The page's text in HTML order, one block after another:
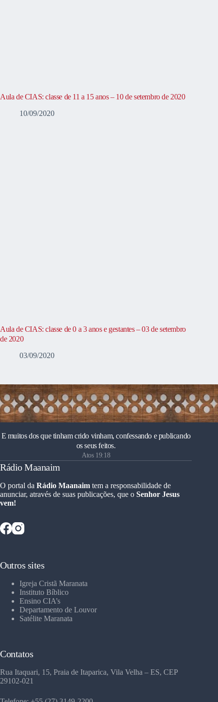
Aula de CIAS: classe de 11 a 15 anos – 10 de setembro de 2020
10/09/2020
Aula de CIAS: classe de 0 a 3 anos e gestantes – 03 de setembro
de 2020
03/09/2020
E muitos dos que tinham crido vinham, confessando e publicando
os seus feitos.
Atos 19:18
Rádio Maanaim
O portal da Rádio Maanaim tem a responsabilidade de
anunciar, através de suas publicações, que o Senhor Jesus
vem!
Outros sites
Igreja Cristã Maranata
Instituto Bíblico
Ensino CIA’s
Departamento de Louvor
Satélite Maranata
Contatos
Rua Itaquari, 15, Praia de Itaparica, Vila Velha – ES, CEP
29102-021